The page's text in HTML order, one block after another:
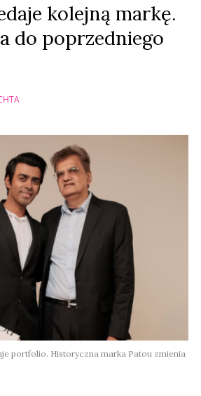
kolejną markę.
do poprzedniego
portfolio. Historyczna marka Patou zmienia